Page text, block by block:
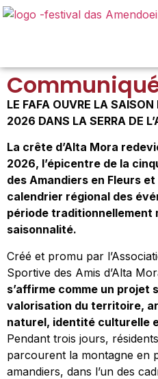
LE FAFA OUVRE LA
2026 DANS LA SERRA DE
La crête d’Alta Mora
2026, l’épicentre de la
des Amandiers en Fleurs
calendrier régional des
période traditionnellement
saisonnalité.
Créé et promu par
Sportive des Amis d’Alta
s’affirme comme un
valorisation du territoire,
naturel, identité culturelle
Pendant trois jours,
parcourent la montagne en
amandiers, dans l’un des